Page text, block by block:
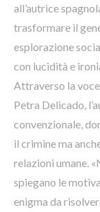
all’autrice
trasformare il
esplorazione
con lucidità e
Attraverso la
Petra Delicado,
convenzionale,
il crimine ma
relazioni umane.
spiegano le
enigma da